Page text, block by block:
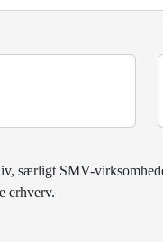
særligt SMV-
erhverv.